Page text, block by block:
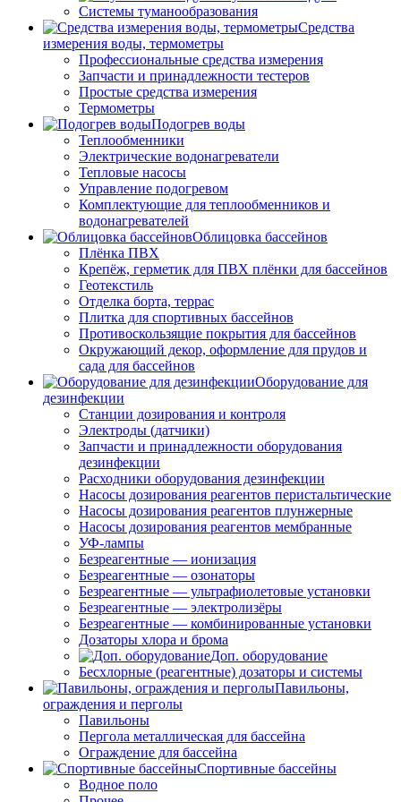
Системы туманообразования
Средства
измерения воды, термометры
Профессиональные средства измерения
Запчасти и принадлежности тестеров
Простые средства измерения
Термометры
Подогрев воды
Теплообменники
Электрические водонагреватели
Тепловые насосы
Управление подогревом
Комплектующие для теплообменников и
водонагревателей
Облицовка бассейнов
Плёнка ПВХ
Крепёж, герметик для ПВХ плёнки для бассейнов
Геотекстиль
Отделка борта, террас
Плитка для спортивных бассейнов
Противоскользящие покрытия для бассейнов
Окружающий декор, оформление для прудов и
сада для бассейнов
Оборудование для
дезинфекции
Станции дозирования и контроля
Электроды (датчики)
Запчасти и принадлежности оборудования
дезинфекции
Расходники оборудования дезинфекции
Насосы дозирования реагентов перистальтические
Насосы дозирования реагентов плунжерные
Насосы дозирования реагентов мембранные
УФ-лампы
Безреагентные — ионизация
Безреагентные — озонаторы
Безреагентные — ультрафиолетовые установки
Безреагентные — электролизёры
Безреагентные — комбинированные установки
Дозаторы хлора и брома
Доп. оборудование
Бесхлорные (реагентные) дозаторы и системы
Павильоны,
ограждения и перголы
Павильоны
Пергола металлическая для бассейна
Ограждение для бассейна
Спортивные бассейны
Водное поло